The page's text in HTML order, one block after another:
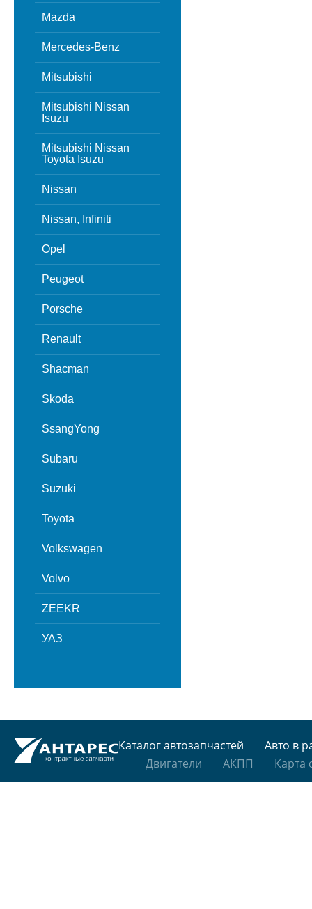
Mazda
Mercedes-Benz
Mitsubishi
Mitsubishi Nissan
Isuzu
Mitsubishi Nissan
Toyota Isuzu
Nissan
Nissan, Infiniti
Opel
Peugeot
Porsche
Renault
Shacman
Skoda
SsangYong
Subaru
Suzuki
Toyota
Volkswagen
Volvo
ZEEKR
УАЗ
Каталог автозапчастей
Авто в
Двигатели
АКПП Карта